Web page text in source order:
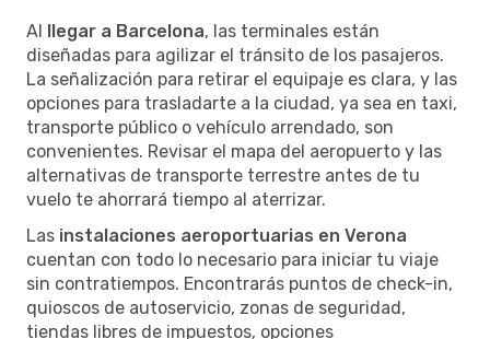
Al llegar a Barcelona, las terminales están
diseñadas para agilizar el tránsito de los pasajeros.
La señalización para retirar el equipaje es clara, y las
opciones para trasladarte a la ciudad, ya sea en taxi,
transporte público o vehículo arrendado, son
convenientes. Revisar el mapa del aeropuerto y las
alternativas de transporte terrestre antes de tu
vuelo te ahorrará tiempo al aterrizar.
Las instalaciones aeroportuarias en Verona
cuentan con todo lo necesario para iniciar tu viaje
sin contratiempos. Encontrarás puntos de check-in,
quioscos de autoservicio, zonas de seguridad,
tiendas libres de impuestos, opciones